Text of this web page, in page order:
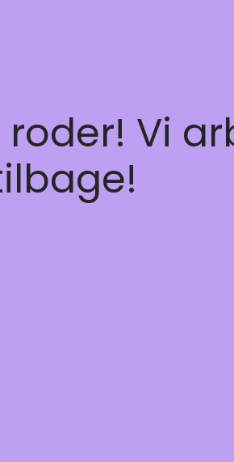
roder! Vi